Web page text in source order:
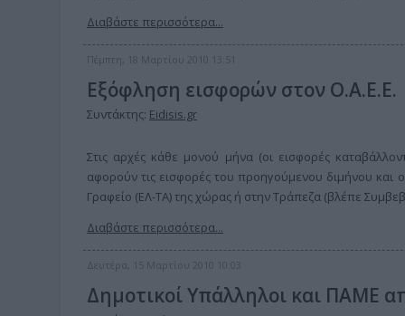
Διαβάστε περισσότερα...
Πέμπτη, 18 Μαρτίου 2010 13:51
Εξόφληση εισφορών στον Ο.Α.Ε.Ε.
Συντάκτης: Eidisis.gr
Στις αρχές κάθε μονού μήνα (οι εισφορές
αφορούν τις εισφορές του προηγούμενου διμήνου
Γραφείο (ΕΛ-ΤΑ) της χώρας ή στην Τράπεζα (βλέπε
Διαβάστε περισσότερα...
Δευτέρα, 15 Μαρτίου 2010 10:03
Δημοτικοί Υπάλληλοι και ΠΑΜΕ